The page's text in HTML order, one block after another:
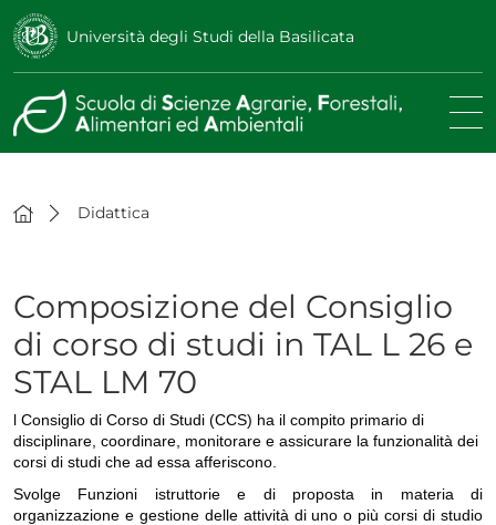
Università degli Studi della Basilicata
Didattica
Composizione del Consiglio
di corso di studi in TAL L 26 e
STAL LM 70
l Consiglio di Corso di Studi (CCS) ha il compito primario di
disciplinare, coordinare, monitorare e assicurare la funzionalità dei
corsi di studi che ad essa afferiscono.
Svolge Funzioni istruttorie e di proposta in materia di
organizzazione e gestione delle attività di uno o più corsi di studio